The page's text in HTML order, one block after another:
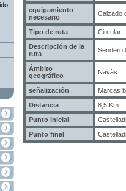
equipamiento
necesario
Calzado
Tipo de ruta
Circular
Descripción de la
ruta
Sendero
Ámbito
geográfico
Navàs
señalización
Marcas
Distancia
8,5 Km
Punto inicial
Punto final